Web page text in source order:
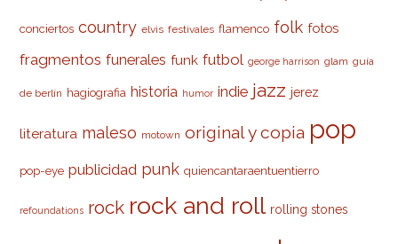
conciertos country elvis festivales flamenco folk fotos
fragmentos funerales funk futbol george harrison glam guía
de berlín hagiografia historia humor indie jazz jerez
literatura maleso motown original y copia pop
pop-eye publicidad punk quiencantaraentuentierro
refoundations rock rock and roll rolling stones